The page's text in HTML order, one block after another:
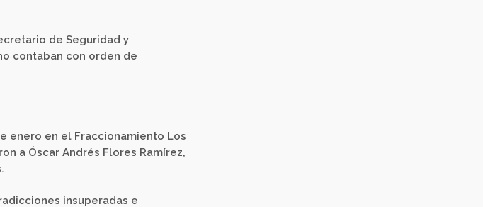
de Seguridad y
contaban con orden de
enero en el Fraccionamiento Los
a Óscar Andrés Flores Ramírez,
insuperadas e